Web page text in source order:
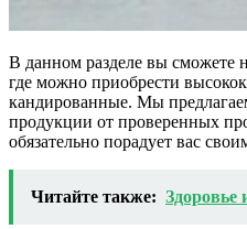
В данном разделе вы сможете
где можно приобрести
кандированные. Мы
продукции от проверенных
обязательно порадует вас
Читайте также: Здоровье